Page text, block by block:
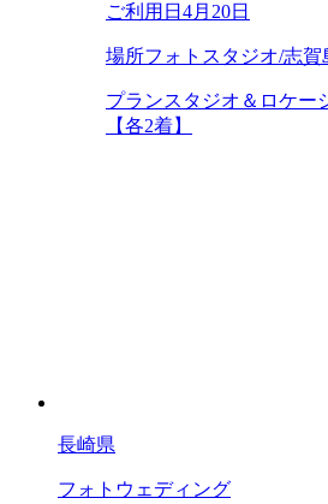
ご利用日 4月20日
場所フォトスタジオ/志賀
プランスタジオ＆ロケー
【各2着】
長崎県
フォトウェディング